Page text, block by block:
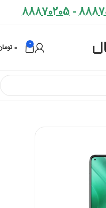
-
88870205
0
0